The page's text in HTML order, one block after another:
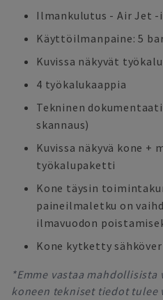
Ilmankulutus - Air Jet -
Käyttöilmanpaine: 5
Kuvissa näkyvät
4 työkalukaappia
Tekninen
skannaus)
Kuvissa näkyvä kone +
työkalupaketti
Kone täysin
paineilmaletku on
ilmavuodon
Kone kytketty
*Emme vastaa
koneen tekniset tiedot tulee